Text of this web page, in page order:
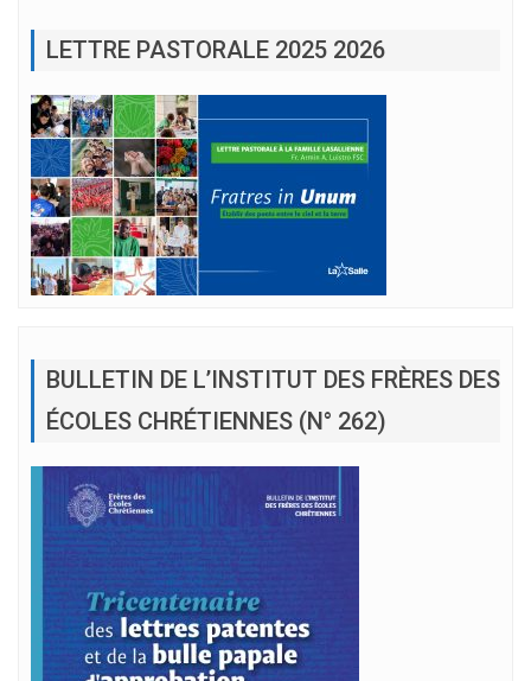
LETTRE PASTORALE 2025 2026
BULLETIN DE L’INSTITUT DES FRÈRES DES
ÉCOLES CHRÉTIENNES (N° 262)